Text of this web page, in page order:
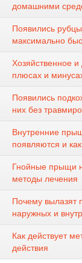
домашними
Появились
максимально
Хозяйственное
плюсах и
Появились
них без
Внутренние
появляются и
Гнойные прыщи
методы лечения
Почему вылазят
наружных и
Как действует
действия